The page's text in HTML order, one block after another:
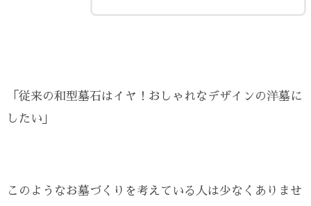
「従来の和型墓石はイヤ！おしゃれなデザインの洋墓に
したい」
このようなお墓づくりを考えている人は少なくありませ